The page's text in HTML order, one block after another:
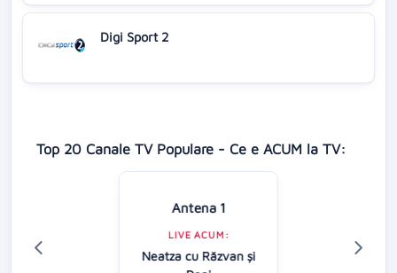
Digi Sport 2
Top 20 Canale TV Populare - Ce e ACUM la TV:
Antena 1
LIVE ACUM:
Neatza cu Răzvan şi